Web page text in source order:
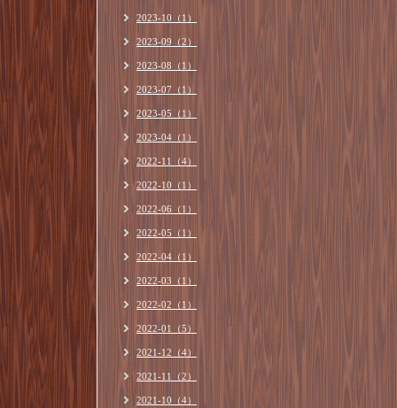
2023-10（1）
2023-09（2）
2023-08（1）
2023-07（1）
2023-05（1）
2023-04（1）
2022-11（4）
2022-10（1）
2022-06（1）
2022-05（1）
2022-04（1）
2022-03（1）
2022-02（1）
2022-01（5）
2021-12（4）
2021-11（2）
2021-10（4）